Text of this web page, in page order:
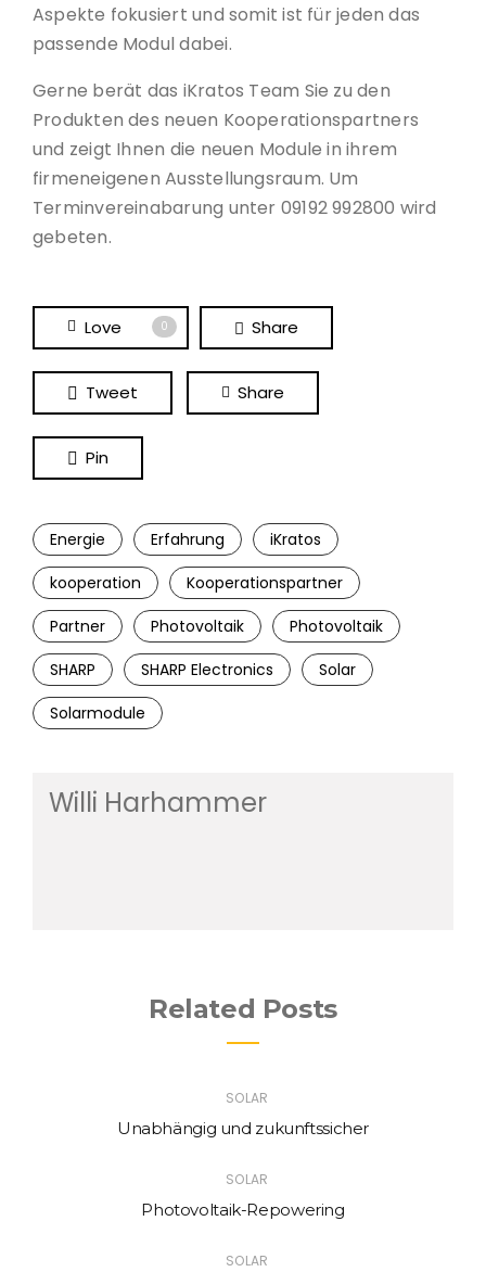
Aspekte fokusiert und somit ist für jeden das
passende Modul dabei.
Gerne berät das iKratos Team Sie zu den
Produkten des neuen Kooperationspartners
und zeigt Ihnen die neuen Module in ihrem
firmeneigenen Ausstellungsraum. Um
Terminvereinabarung unter 09192 992800 wird
gebeten.
Love 0 Share
Tweet Share
Pin
Energie Erfahrung
iKratos
kooperation
Kooperationspartner
Partner
Photovoltaik
Photovoltaik
SHARP
SHARP Electronics
Solar
Solarmodule
Willi Harhammer
Related Posts
SOLAR
Unabhängig und zukunftssicher
SOLAR
Photovoltaik-Repowering
SOLAR